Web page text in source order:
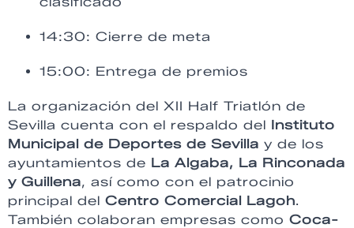
14:30: Cierre de meta
15:00: Entrega de premios
La organización del XII Half Triatlón de
Sevilla cuenta con el respaldo del Instituto
Municipal de Deportes de Sevilla y de los
ayuntamientos de La Algaba, La Rinconada
y Guillena, así como con el patrocinio
principal del Centro Comercial Lagoh.
También colaboran empresas como Coca-